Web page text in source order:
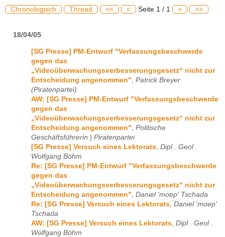
Chronologisch Thread << < Seite 1 / 1 > >>
18/04/05
[SG Presse] PM-Entwurf "Verfassungsbeschwerde
gegen das
„Videoüberwachungsverbesserungsgesetz“ nicht zur
Entscheidung angenommen" Patrick Breyer
(Piratenpartei)
AW: [SG Presse] PM-Entwurf "Verfassungsbeschwerde
gegen das
„Videoüberwachungsverbesserungsgesetz“ nicht zur
Entscheidung angenommen" Politische
Geschäftsführerin | Piratenpartei
[SG Presse] Versuch eines Lektorats Dipl . Geol .
Wolfgang Böhm
Re: [SG Presse] PM-Entwurf "Verfassungsbeschwerde
gegen das
„Videoüberwachungsverbesserungsgesetz“ nicht zur
Entscheidung angenommen" Daniel 'moep' Tschada
Re: [SG Presse] Versuch eines Lektorats Daniel 'moep'
Tschada
AW: [SG Presse] Versuch eines Lektorats Dipl . Geol .
Wolfgang Böhm